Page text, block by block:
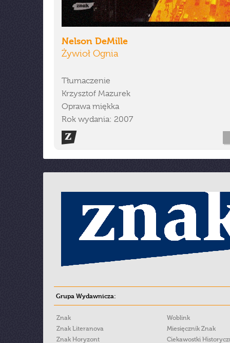
Nelson DeMille
Żywioł Ognia
Tłumaczenie
Krzysztof Mazurek
Oprawa miękka
Rok wydania: 2007
Grupa Wydawnicza:
Znak
Znak Literanova
Znak Horyzont
Woblink
Miesięcznik Znak
Ciekawostki